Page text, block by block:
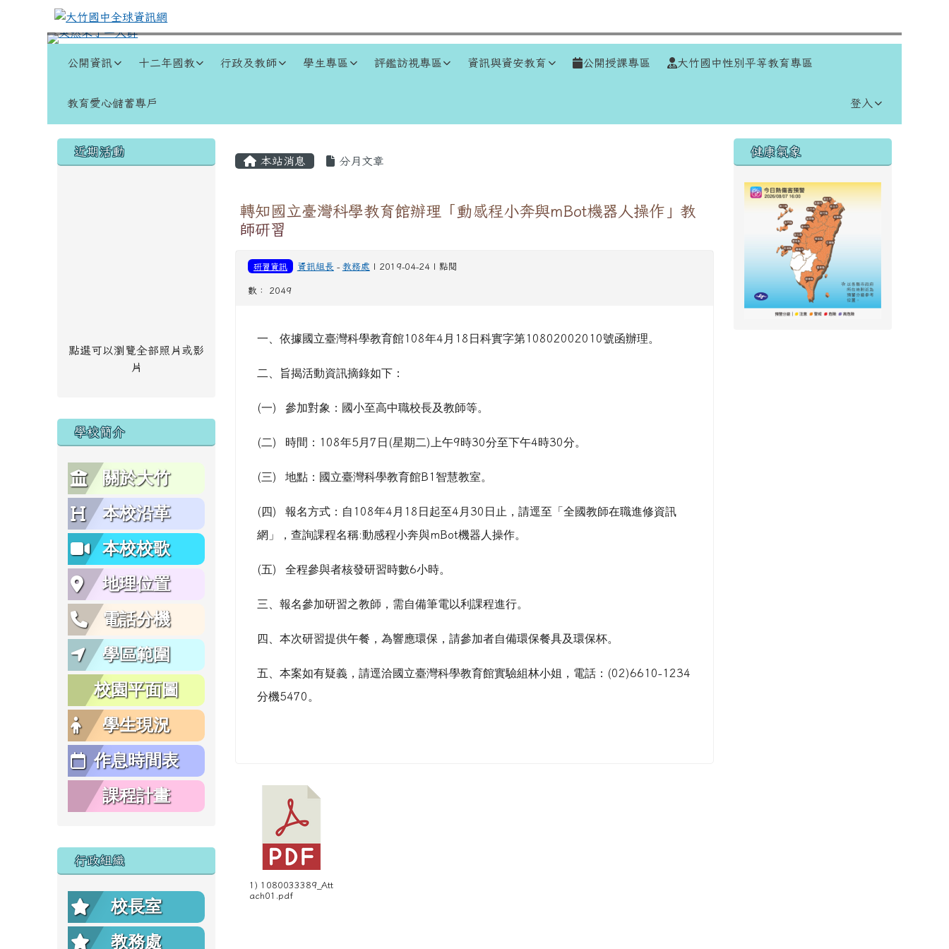
跳至主內容區
大竹國中全球資訊網
公開資訊 十二年國教 行政及教師 學生專區 評鑑訪視專區 資訊與資安教育 公開授課專區 大竹國中性別平等教育專區
教育愛心儲蓄專戶 登入
左邊區域內容
近期活動
點選可以瀏覽全部照片或影
片
學校簡介
關於大竹
本校沿革
本校校歌
地理位置
電話分機
學區範圍
校園平面圖
學生現況
作息時間表
課程計畫
行政組織
校長室
教務處
主內容區域
本站消息 分月文章
轉知國立臺灣科學教育館辦理「動感程小奔與mBot機器人操作」教
師研習
研習資訊 資訊組長 - 教務處 | 2019-04-24 | 點閱
數： 2049
一、依據國立臺灣科學教育館108年4 月 18 日科實字第10802002010號函辦理。
二、 旨揭活動資訊摘錄如下：
(一)參加對象：國小至高中職校長及教師等。
(二) 時間： 108年5 月7 日 (星期二) 上午9時30分至下午4時30分。
(三)地點：國立臺灣科學教育館B1 智慧教室。
( 四)報名方式：自 108年4 月 18 日起至4 月 30 日止，請逕至「全國教師在職進修資訊
網」，查詢課程名稱:動感程小奔與mBot機器人操作。
(五)全程參與者核發研習時數6小時。
三、報名參加研習之教師，需自備筆電以利課程進行。
四、本次研習提供午餐，為響應環保，請參加者自備環保餐具及環保杯。
五、本案如有疑義，請逕洽國立臺灣科學教育館實驗組林小姐，電話： (02)6610-1234
分機5470 。
1) 1080033389_Att
ach01.pdf
右邊區域內容
健康氣象
頁尾區域